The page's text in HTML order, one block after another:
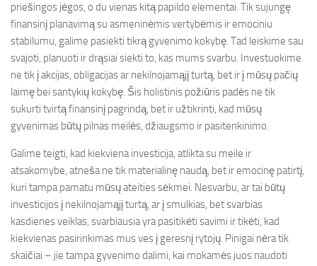
priešingos jėgos, o du vienas kitą papildo elementai. Tik sujungę
finansinį planavimą su asmeninėmis vertybėmis ir emociniu
stabilumu, galime pasiekti tikrą gyvenimo kokybę. Tad leiskime sau
svajoti, planuoti ir drąsiai siekti to, kas mums svarbu. Investuokime
ne tik į akcijas, obligacijas ar nekilnojamąjį turtą, bet ir į mūsų pačių
laimę bei santykių kokybę. Šis holistinis požiūris padės ne tik
sukurti tvirtą finansinį pagrindą, bet ir užtikrinti, kad mūsų
gyvenimas būtų pilnas meilės, džiaugsmo ir pasitenkinimo.
Galime teigti, kad kiekviena investicija, atlikta su meile ir
atsakomybe, atneša ne tik materialinę naudą, bet ir emocinę patirtį,
kuri tampa pamatu mūsų ateities sėkmei. Nesvarbu, ar tai būtų
investicijos į nekilnojamąjį turtą, ar į smulkias, bet svarbias
kasdienes veiklas, svarbiausia yra pasitikėti savimi ir tikėti, kad
kiekvienas pasirinkimas mus ves į geresnį rytojų. Pinigai nėra tik
skaičiai – jie tampa gyvenimo dalimi, kai mokamės juos naudoti